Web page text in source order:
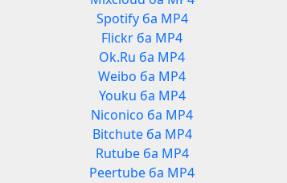
Spotify ба MP4
Flickr ба MP4
Ok.Ru ба MP4
Weibo ба MP4
Youku ба MP4
Niconico ба MP4
Bitchute ба MP4
Rutube ба MP4
Peertube ба MP4